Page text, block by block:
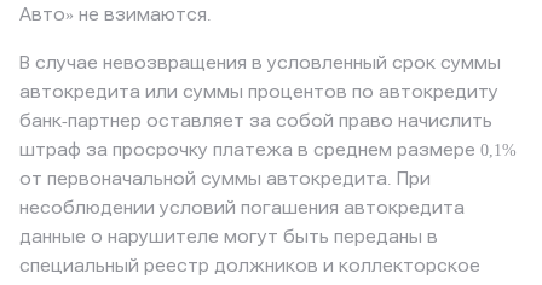
Авто» не взимаются.
В случае невозвращения в условленный срок суммы
автокредита или суммы процентов по автокредиту
банк-партнер оставляет за собой право начислить
штраф за просрочку платежа в среднем размере 0,1%
от первоначальной суммы автокредита. При
несоблюдении условий погашения автокредита
данные о нарушителе могут быть переданы в
специальный реестр должников и коллекторское